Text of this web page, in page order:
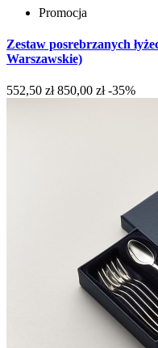
Promocja
Zestaw posrebrzanych
Warszawskie)
552,50 zł 850,00 zł -35%